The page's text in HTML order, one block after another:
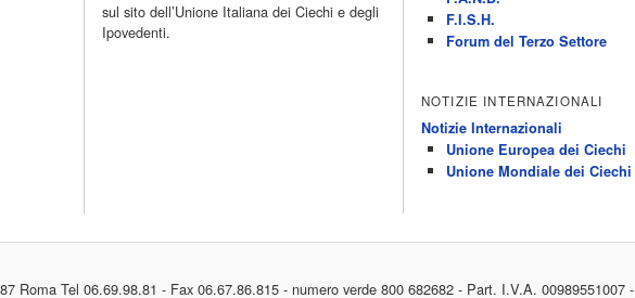
sul sito dell’Unione Italiana dei Ciechi e degli
Ipovedenti.
F.I.S.H.
Forum del Terzo Settore
NOTIZIE INTERNAZIONALI
Notizie Internazionali
Unione Europea dei Ciechi
Unione Mondiale dei Ciechi
Roma Tel 06.69.98.81 - Fax 06.67.86.815 - numero verde 800 682682 - Part. I.V.A. 00989551007 -